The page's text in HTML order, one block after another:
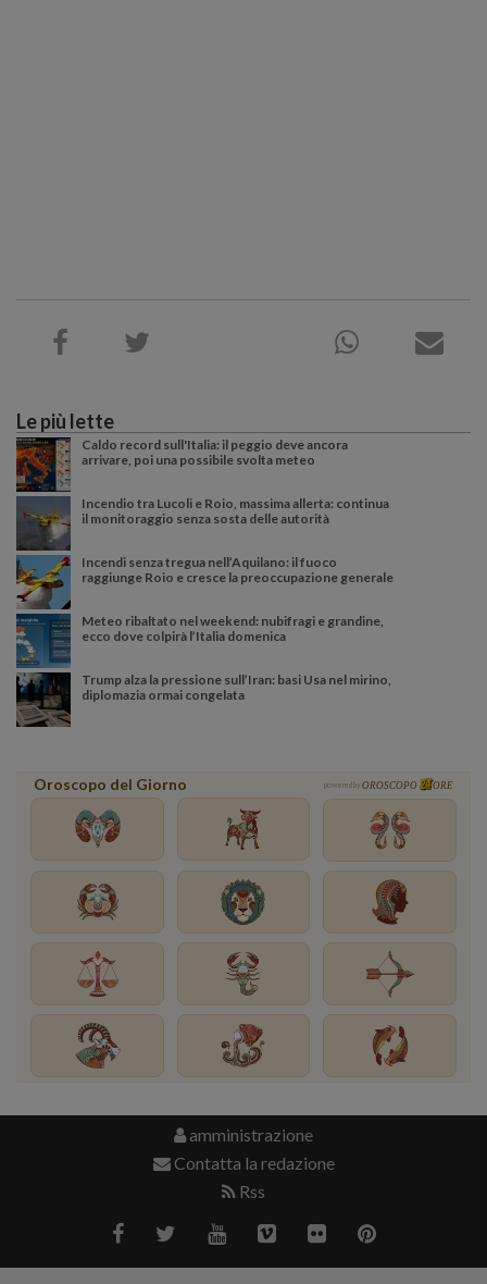
Le più lette
Caldo record sull'Italia: il peggio deve ancora
arrivare, poi una possibile svolta meteo
Incendio tra Lucoli e Roio, massima allerta: continua
il monitoraggio senza sosta delle autorità
Incendi senza tregua nell’Aquilano: il fuoco
raggiunge Roio e cresce la preoccupazione generale
Meteo ribaltato nel weekend: nubifragi e grandine,
ecco dove colpirà l’Italia domenica
Trump alza la pressione sull’Iran: basi Usa nel mirino,
diplomazia ormai congelata
Oroscopo del Giorno powered by OROSCOPO ORE
amministrazione
Contatta la redazione
Rss